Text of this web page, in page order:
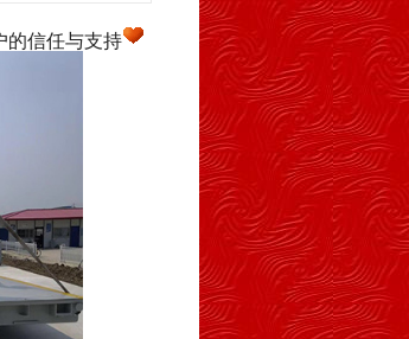
的信任与支持